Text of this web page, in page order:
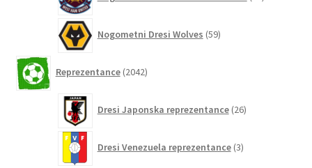
Nogometni Dresi Wolves 59izdelkov
Reprezentance 2042izdelkov
Dresi Japonska reprezentance 26izdelkov
Dresi Venezuela reprezentance 3izdelki